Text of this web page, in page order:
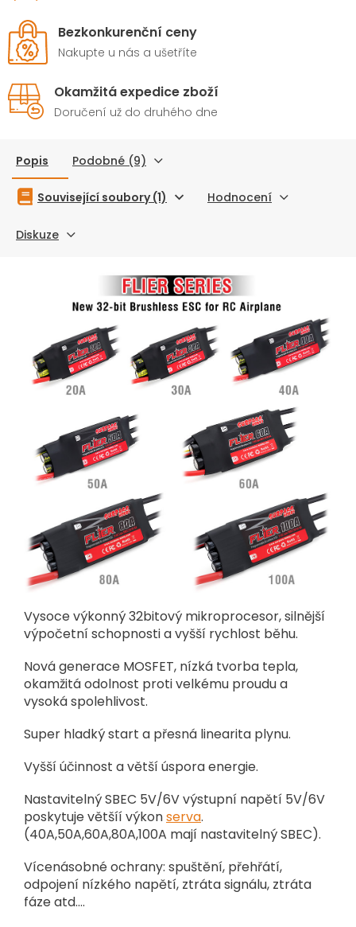
Bezkonkurenční ceny
Nakupte u nás a ušetříte
Okamžitá expedice zboží
Doručení už do druhého dne
Popis Podobné (9)
Související soubory (1) Hodnocení
Diskuze
Vysoce výkonný 32bitový mikroprocesor, silnější
výpočetní schopnosti a vyšší rychlost běhu.
Nová generace MOSFET, nízká tvorba tepla,
okamžitá odolnost proti velkému proudu a
vysoká spolehlivost.
Super hladký start a přesná linearita plynu.
Vyšší účinnost a větší úspora energie.
Nastavitelný SBEC 5V/6V výstupní napětí 5V/6V
poskytuje většíí výkonserva.
(40A,50A,60A,80A,100A mají nastavitelný SBEC).
Vícenásobné ochrany: spuštění, přehřátí,
odpojení nízkého napětí, ztráta signálu, ztráta
fáze atd....